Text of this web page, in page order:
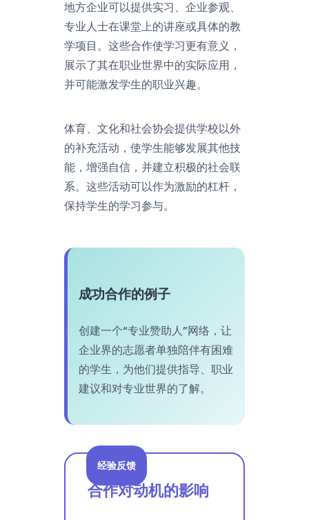
地方企业可以提供实习、企业参观、
专业人士在课堂上的讲座或具体的教
学项目。这些合作使学习更有意义，
展示了其在职业世界中的实际应用，
并可能激发学生的职业兴趣。
体育、文化和社会协会提供学校以外
的补充活动，使学生能够发展其他技
能，增强自信，并建立积极的社会联
系。这些活动可以作为激励的杠杆，
保持学生的学习参与。
成功合作的例子
创建一个“专业赞助人”网络，让
企业界的志愿者单独陪伴有困难
的学生，为他们提供指导、职业
建议和对专业世界的了解。
经验反馈
合作对动机的影响